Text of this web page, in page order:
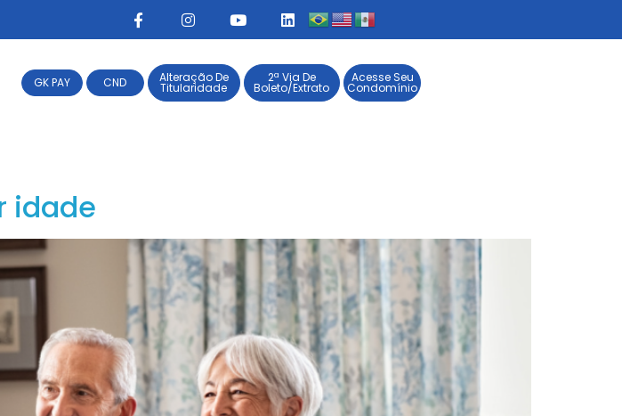
GK PAY CND Alteração De
Titularidade
2ª Via De
Boleto/Extrato
Acesse Seu
Condomínio
idade